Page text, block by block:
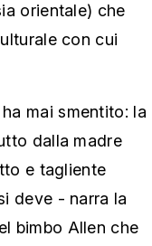
orientale) che
con cui
mai smentito: la
dalla madre
e tagliente
deve - narra la
bimbo Allen che